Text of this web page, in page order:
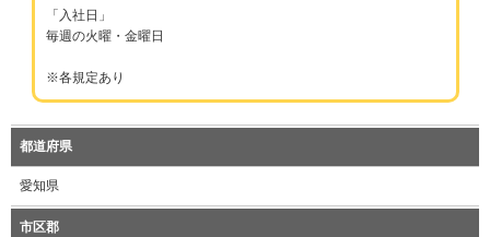
「入社日」
毎週の火曜・金曜日
※各規定あり
都道府県
愛知県
市区郡